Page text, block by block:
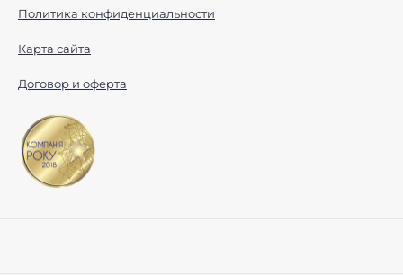
Политика конфиденциальности
Карта сайта
Договор и оферта